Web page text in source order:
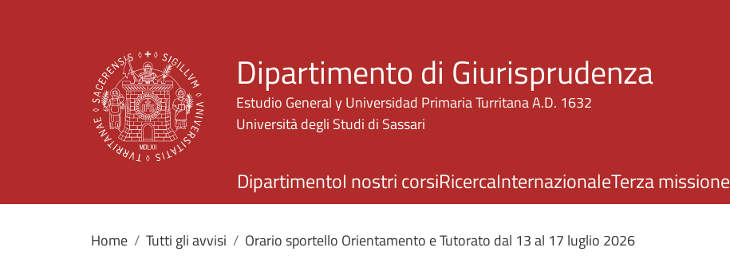
Dipartimento di Giurisprudenza
Estudio General y Universidad Primaria Turritana A.D. 1632
Università degli Studi di Sassari
DipartimentoI nostri corsiRicercaInternazionaleTerza missione
Home Tutti gli avvisi Orario sportello Orientamento e Tutorato dal 13 al 17 luglio 2026